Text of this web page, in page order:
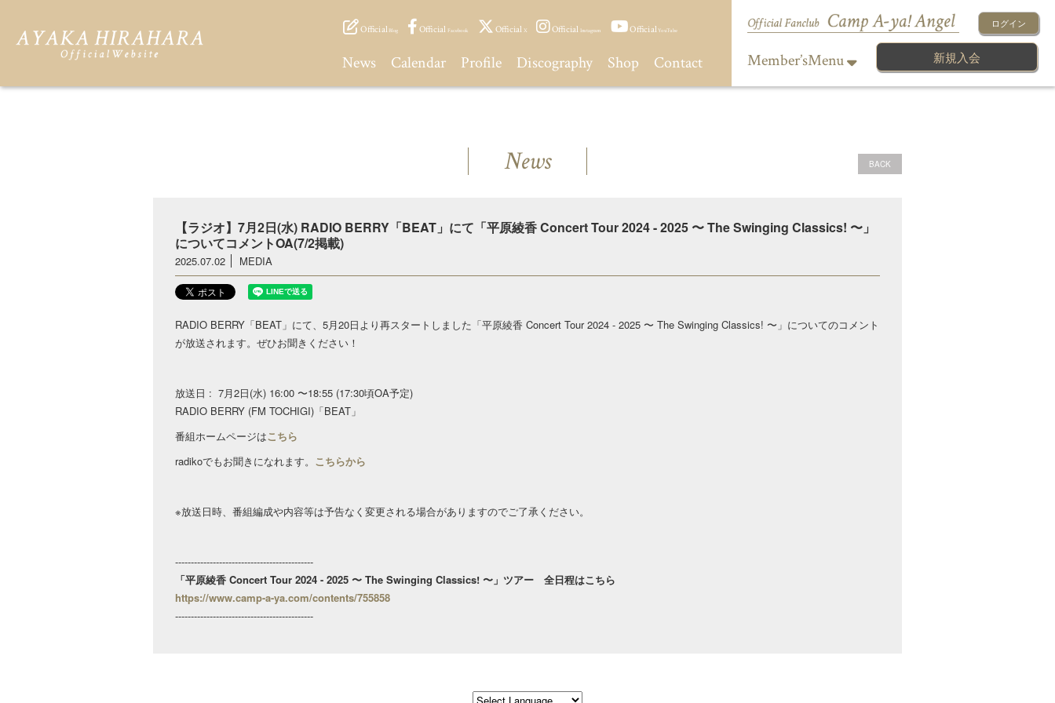
OfficialBlog Official Facebook Official X Official Instagram OfficialYouTube
News Calendar Profile Discography Shop Contact
ログイン
Member’sMenu 新規入会
News BACK
【ラジオ】7月2日(水) RADIO BERRY「BEAT」にて「平原綾香 Concert Tour 2024 - 2025 〜 The Swinging Classics! 〜」
についてコメントOA(7/2掲載)
2025.07.02 MEDIA
RADIO BERRY「BEAT」にて、5月20日より再スタートしました「平原綾香 Concert Tour 2024 - 2025 〜 The Swinging Classics! 〜」についてのコメント
が放送されます。ぜひお聞きください！
放送日 : 7月2日(水) 16:00 〜18:55 (17:30頃OA予定)
RADIO BERRY (FM TOCHIGI)「BEAT」
番組ホームページはこちら
radikoでもお聞きになれます。 こちらから
※放送日時、番組編成や内容等は予告なく変更される場合がありますのでご了承ください。
--------------------------------------------
「平原綾香 Concert Tour 2024 - 2025 〜 The Swinging Classics! 〜」ツアー 全日程はこちら
https://www.camp-a-ya.com/contents/755858
--------------------------------------------